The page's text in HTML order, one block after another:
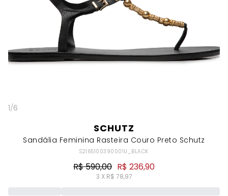
1/6
SCHUTZ
Sandália Feminina Rasteira Couro Preto Schutz
S2165100390001U_BLACK
R$ 590,00 R$ 236,90
3 X R$ 78,97